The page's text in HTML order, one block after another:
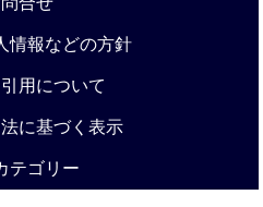
情報などの方針
用について
に基づく表示
テゴリー